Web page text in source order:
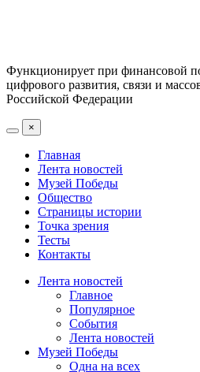
Функционирует при финансовой
цифрового развития, связи и
Российской Федерации
×
Главная
Лента новостей
Музей Победы
Общество
Страницы истории
Точка зрения
Тесты
Контакты
Лента новостей
Главное
Популярное
События
Лента новостей
Музей Победы
Одна на всех